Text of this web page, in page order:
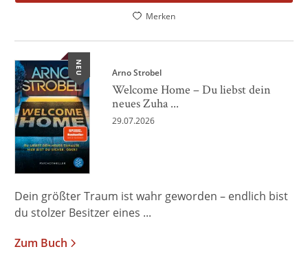
Merken
NEU Arno Strobel
Welcome Home – Du liebst dein
neues Zuha ...
29.07.2026
Dein größter Traum ist wahr geworden – endlich bist
du stolzer Besitzer eines ...
Zum Buch